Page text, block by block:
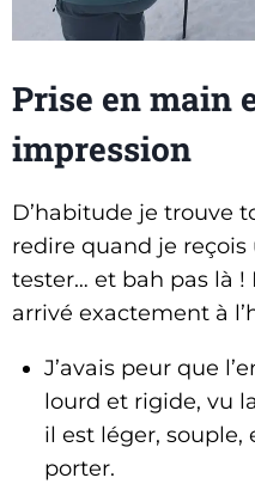
Prise en main
impression
D’habitude je trouve
redire quand je
tester… et bah pas là
arrivé exactement à
J’avais peur que
lourd et rigide, vu
il est léger, souple,
porter.